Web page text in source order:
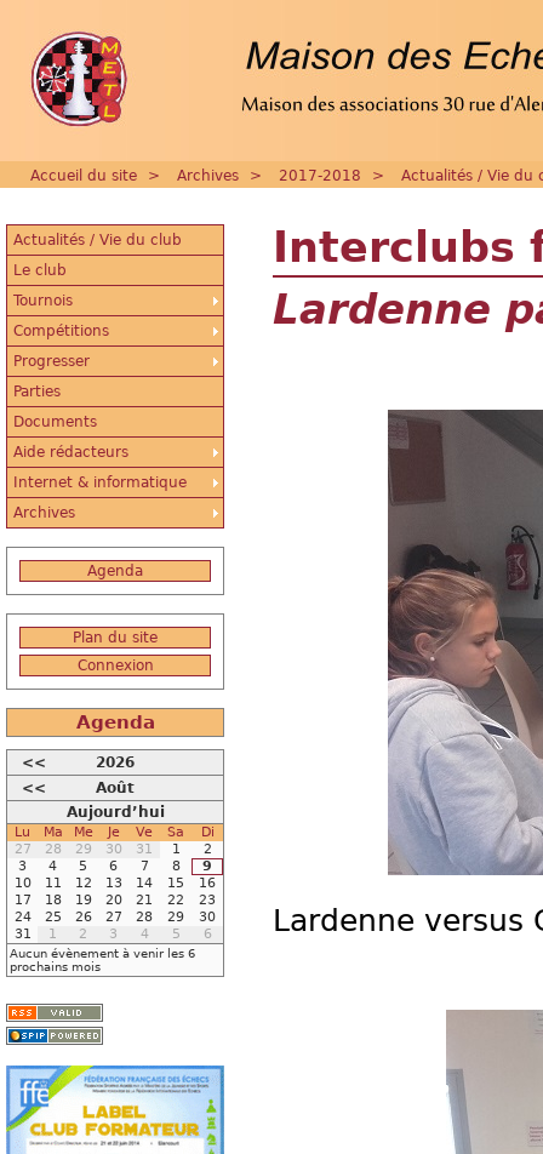
Accueil du site > Archives > 2017-2018 > Actualités / Vie du
Interclubs
Lardenne
Lardenne versus
Actualités / Vie du club
Le club
Tournois
Compétitions
Progresser
Parties
Documents
Aide rédacteurs
Internet & informatique
Archives
Agenda
Plan du site
Connexion
Agenda
<<
2026
<<
Août
Aujourd’hui
Lu Ma Me Je Ve Sa
Di
27
28 29 30 31 1
2
3
4 5 6 7 8
9
10
11 12 13 14 15
16
17
18 19 20 21 22
23
24
25 26 27 28 29
30
31
1 2 3 4 5 6
Aucun évènement à venir les 6
prochains mois